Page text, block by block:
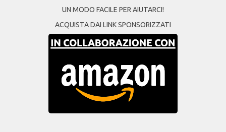
UN MODO FACILE PER AIUTARCI!
ACQUISTA DAI LINK SPONSORIZZATI